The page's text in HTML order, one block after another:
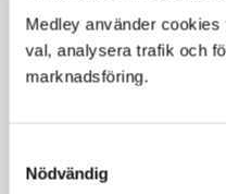
Medley använder
val, analysera trafik och
marknadsföring.
Nödvändig
ATT TÄNKA PÅ
SIMSKOLA
Du behöver vara
Kolla om du har ett